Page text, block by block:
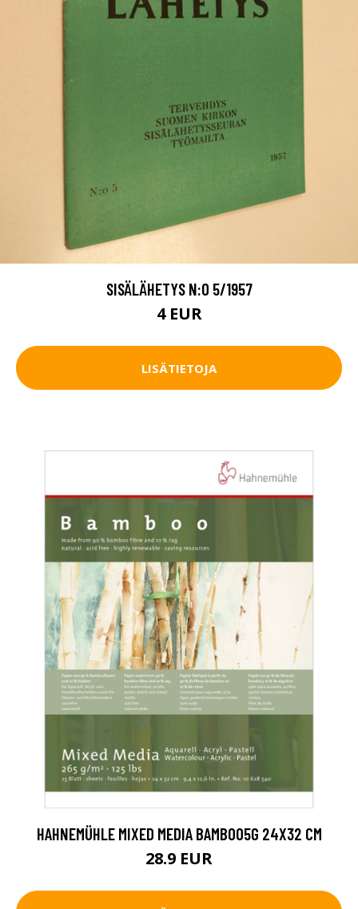
SISÄLÄHETYS N:O 5/1957
4 EUR
LISÄTIETOJA
HAHNEMÜHLE MIXED MEDIA BAMBOO5G 24X32 CM
28.9 EUR